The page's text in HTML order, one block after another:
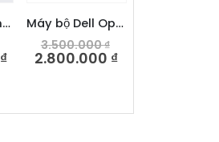
Máy Tính Gaming ITCOMS I5 12400F/RX560
₫
Máy bộ Dell Optiplex 3020 SFF – Intel Core i3 4160
3.500.000₫
2.800.000 ₫